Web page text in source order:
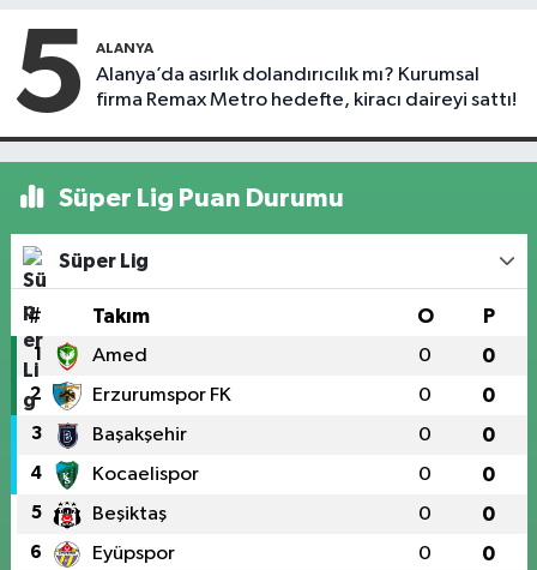
5 ALANYA
Alanya’da asırlık dolandırıcılık mı? Kurumsal
firma Remax Metro hedefte, kiracı daireyi sattı!
Süper Lig Puan Durumu
Süper Lig
# Takım O P
1 Amed 0 0
2 Erzurumspor FK 0 0
3 Başakşehir 0 0
4 Kocaelispor 0 0
5 Beşiktaş 0 0
6 Eyüpspor 0 0